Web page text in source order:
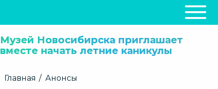
НАВИГАЦИЯ
Музей Новосибирска приглашает
вместе начать летние каникулы
Строка
Главная
Анонсы